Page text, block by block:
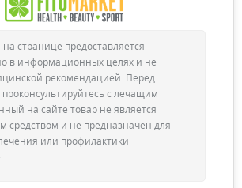
странице предоставляется
в информационных целях и не
рекомендацией. Перед
с лечащим
на сайте товар не является
средством и не предназначен для
или профилактики